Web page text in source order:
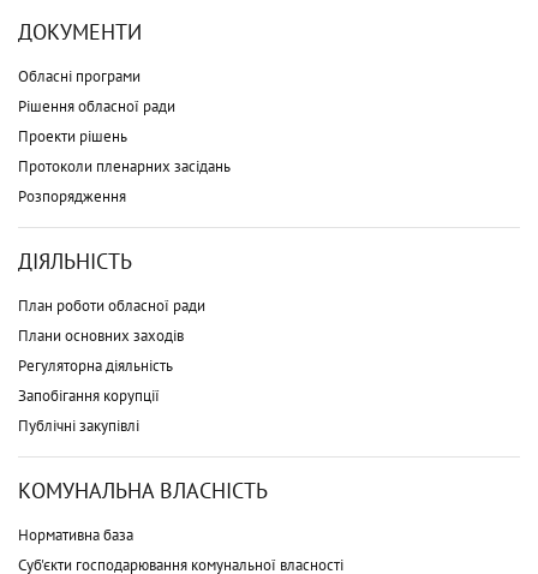
ДОКУМЕНТИ
Обласні програми
Рішення обласної ради
Проекти рішень
Протоколи пленарних засідань
Розпорядження
ДІЯЛЬНІСТЬ
План роботи обласної ради
Плани основних заходів
Регуляторна діяльність
Запобігання корупції
Публічні закупівлі
КОМУНАЛЬНА ВЛАСНІСТЬ
Нормативна база
Суб'єкти господарювання комунальної власності